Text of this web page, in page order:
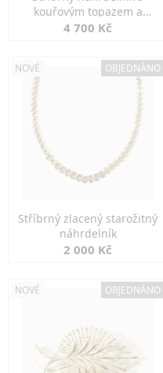
kouřovým topazem a
markazity
4 700 Kč
NOVÉ OBJEDNÁNO
Stříbrný zlacený starožitný
náhrdelník
2 000 Kč
NOVÉ OBJEDNÁNO